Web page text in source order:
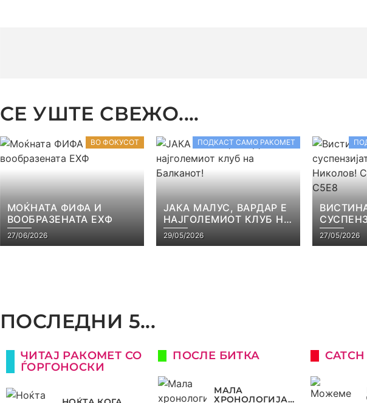
СЕ УШТЕ СВЕЖО....
ВО ФОКУСОТ
МОЌНАТА ФИФА И
ВООБРАЗЕНАТА ЕХФ
27/06/2026
ПОДКАСТ САМО РАКОМЕТ
ЈАКА МАЛУС, ВАРДАР Е
НАЈГОЛЕМИОТ КЛУБ НА
БАЛКАНОТ!
29/05/2026
САМО
27/05/2026
ПОСЛЕДНИ 5...
ЧИТАЈ РАКОМЕТ СО
ЃОРГОНОСКИ
ПОСЛЕ БИТКА
МАЛА
ХРОНОЛОГИЈА